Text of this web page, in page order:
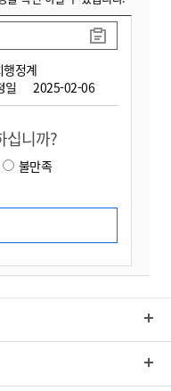
정계
일 2025-02-06
십니까?
불만족